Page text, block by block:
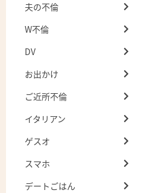
夫の不倫
W不倫
DV
お出かけ
ご近所不倫
イタリアン
ゲスオ
スマホ
デートごはん